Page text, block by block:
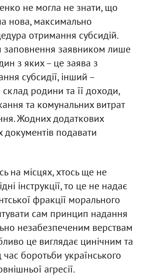
не могла не знати, що
нова, максимально
отримання субсидій.
заповнення заявником лише
з яких – це заява з
субсидії, інший –
родини та її доходи,
та комунальних витрат
Жодних додаткових
документів подавати
на місцях, хтось ще не
інструкції, то це не надає
фракції морального
сам принцип надання
незабезпеченим верствам
це виглядає цинічним та
боротьби українського
агресії.